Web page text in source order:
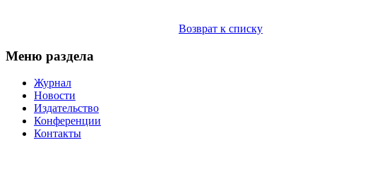
Возврат к списку
Меню раздела
Журнал
Новости
Издательство
Конференции
Контакты